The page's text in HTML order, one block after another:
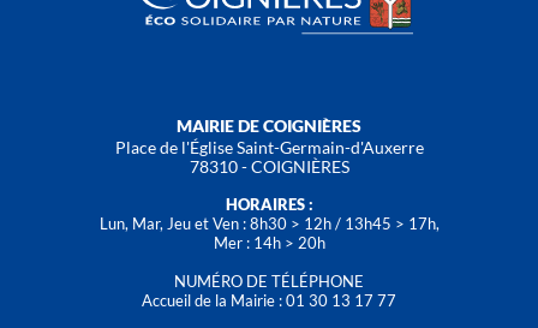
MAIRIE DE COIGNIÈRES
Place de l'Église Saint-Germain-d'Auxerre
78310 - COIGNIÈRES
HORAIRES :
Lun, Mar, Jeu et Ven : 8h30 > 12h / 13h45 > 17h,
Mer : 14h > 20h
NUMÉRO DE TÉLÉPHONE
Accueil de la Mairie : 01 30 13 17 77